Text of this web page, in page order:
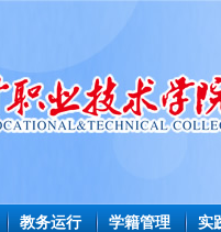
教务运行 学籍管理 实